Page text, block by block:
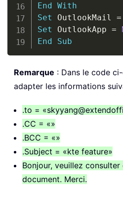
End With
Set OutlookMail =
Set OutlookApp =
End
Sub
Remarque : Dans le code
adapter les informations
.to =
.CC = «»
.BCC = «»
.Subject = «kte feature»
Bonjour, veuillez
document. Merci.